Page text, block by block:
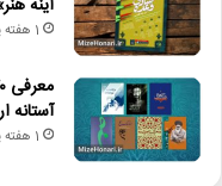
آینه
1 هفته پیش
آستانه
1 هفته پیش